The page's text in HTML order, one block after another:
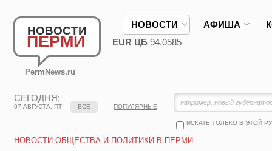
НОВОСТИ
ПЕРМИ
PermNews.ru
НОВОСТИ АФИША
EUR ЦБ 94.0585
СЕГОДНЯ:
07 АВГУСТА, ПТ
ИСКАТЬ ТОЛЬКО В ЭТОЙ
ВСЕ ПОПУЛЯРНЫЕ
НОВОСТИ ОБЩЕСТВА И ПОЛИТИКИ В ПЕРМИ